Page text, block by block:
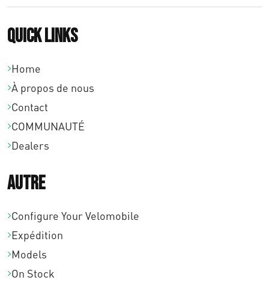
Quick links
Home
À propos de nous
Contact
COMMUNAUTÉ
Dealers
Autre
Configure Your Velomobile
Expédition
Models
On Stock